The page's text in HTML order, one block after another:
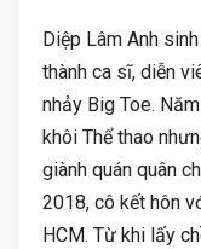
Diệp Lâm Anh
thành ca sĩ, diễn
nhảy Big Toe.
khôi Thể thao
giành quán quân
2018, cô kết hôn
HCM. Từ khi lấy